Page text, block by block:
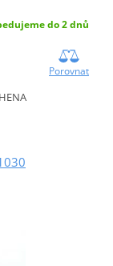
do 2 dnů
Porovnat